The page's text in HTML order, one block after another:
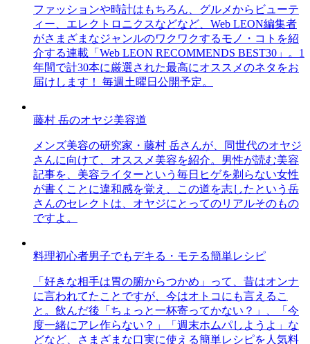
ファッションや時計はもちろん、グルメからビューテ
ィー、エレクトロニクスなどなど、Web LEON編集者
がさまざまなジャンルのワクワクするモノ・コトを紹
介する連載「Web LEON RECOMMENDS BEST30」。1
年間で計30本に厳選された最高にオススメのネタをお
届けします！ 毎週土曜日公開予定。
藤村 岳のオヤジ美容道
メンズ美容の研究家・藤村 岳さんが、同世代のオヤジ
さんに向けて、オススメ美容を紹介。男性が読む美容
記事を、美容ライターという毎日ヒゲを剃らない女性
が書くことに違和感を覚え、この道を志したという岳
さんのセレクトは、オヤジにとってのリアルそのもの
ですよ。
料理初心者男子でもデキる・モテる簡単レシピ
「好きな相手は胃の腑からつかめ」って、昔はオンナ
に言われてたことですが、今はオトコにも言えるこ
と。飲んだ後「ちょっと一杯寄ってかない？」、「今
度一緒にアレ作らない？」「週末ホムパしようよ」な
どなど、さまざまな口実に使える簡単レシピを人気料